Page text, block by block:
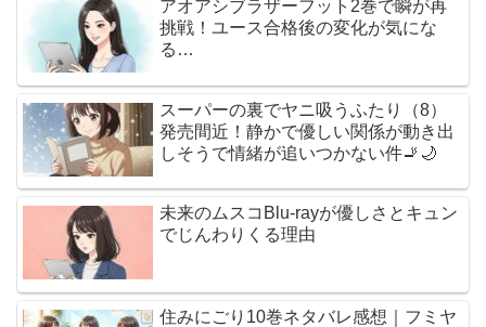
アオアシブラザーフット2巻で瞬が再
挑戦！ユース合格後の変化が気にな
る…
スーパーの裏でヤニ吸うふたり（8）
発売間近！静かで優しい関係が動き出
しそうで情緒が追いつかない件🚬🌙
未来のムスコBlu-rayが優しさとキュン
でじんわりくる理由
住みにごり10巻ネタバレ感想｜フミヤ